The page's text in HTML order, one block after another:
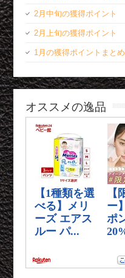
2月中旬の獲得ポイント
2月上旬の獲得ポイント
1月の獲得ポイントまとめ
オススメの逸品